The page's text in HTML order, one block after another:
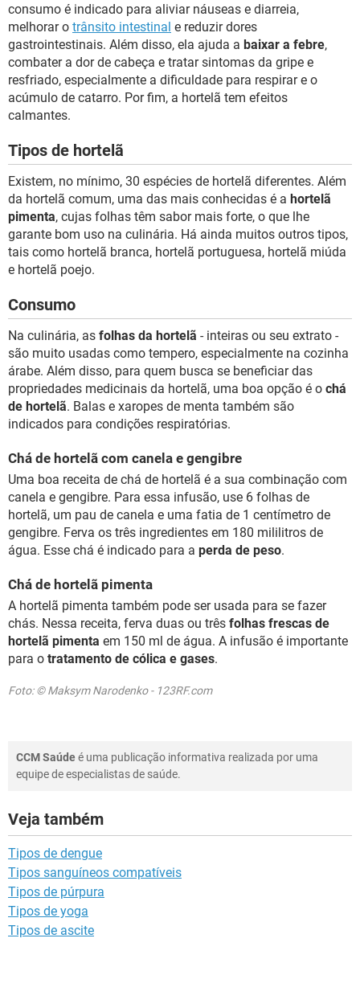
consumo é indicado para aliviar náuseas e diarreia,
melhorar o trânsito intestinal e reduzir dores
gastrointestinais. Além disso, ela ajuda a baixar a febre,
combater a dor de cabeça e tratar sintomas da gripe e
resfriado, especialmente a dificuldade para respirar e o
acúmulo de catarro. Por fim, a hortelã tem efeitos
calmantes.
Tipos de hortelã
Existem, no mínimo, 30 espécies de hortelã diferentes. Além
da hortelã comum, uma das mais conhecidas é a hortelã
pimenta, cujas folhas têm sabor mais forte, o que lhe
garante bom uso na culinária. Há ainda muitos outros tipos,
tais como hortelã branca, hortelã portuguesa, hortelã miúda
e hortelã poejo.
Consumo
Na culinária, as folhas da hortelã - inteiras ou seu extrato -
são muito usadas como tempero, especialmente na cozinha
árabe. Além disso, para quem busca se beneficiar das
propriedades medicinais da hortelã, uma boa opção é o chá
de hortelã. Balas e xaropes de menta também são
indicados para condições respiratórias.
Chá de hortelã com canela e gengibre
Uma boa receita de chá de hortelã é a sua combinação com
canela e gengibre. Para essa infusão, use 6 folhas de
hortelã, um pau de canela e uma fatia de 1 centímetro de
gengibre. Ferva os três ingredientes em 180 mililitros de
água. Esse chá é indicado para a perda de peso.
Chá de hortelã pimenta
A hortelã pimenta também pode ser usada para se fazer
chás. Nessa receita, ferva duas ou três folhas frescas de
hortelã pimenta em 150 ml de água. A infusão é importante
para o tratamento de cólica e gases.
Foto: © Maksym Narodenko - 123RF.com
CCM Saúdeé uma publicação informativa realizada por uma
equipe de especialistas de saúde.
Veja também
Tipos de dengue
Tipos sanguíneos compatíveis
Tipos de púrpura
Tipos de yoga
Tipos de ascite